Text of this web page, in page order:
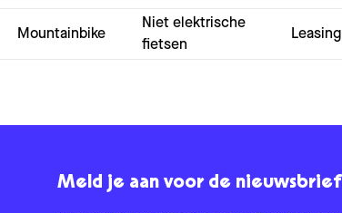
Mountainbike
Niet elektrische
fietsen
Leasing
Meld je aan voor de nieuwsbrief